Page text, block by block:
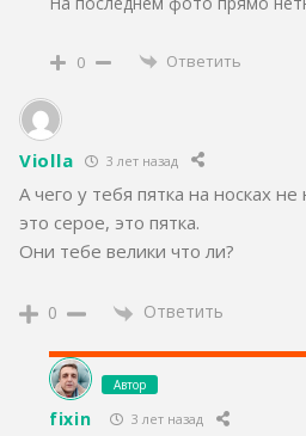
0 Ответить
Violla 3 лет назад
А чего у тебя пятка на носках не
это серое, это пятка.
Они тебе велики что ли?
0 Ответить
Автор
fixin 3 лет назад